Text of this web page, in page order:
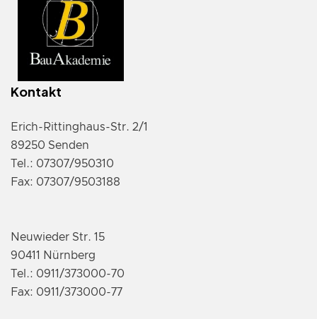
Kontakt
Erich-Rittinghaus-Str. 2/1
89250 Senden
Tel.: 07307/950310
Fax: 07307/9503188
Neuwieder Str. 15
90411 Nürnberg
Tel.: 0911/373000-70
Fax: 0911/373000-77